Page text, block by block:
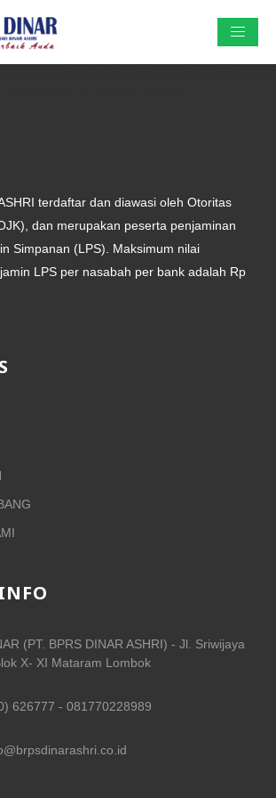
terdaftar dan diawasi oleh Otoritas
dan merupakan peserta penjaminan
Simpanan (LPS). Maksimum nilai
LPS per nasabah per bank adalah Rp
(PT. BPRS DINAR ASHRI) - Jl. Sriwijaya
X- XI Mataram Lombok
626777 - 081770228989